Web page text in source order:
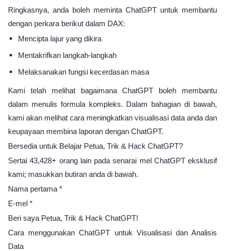
Ringkasnya, anda boleh meminta ChatGPT untuk membantu
dengan perkara berikut dalam DAX:
Mencipta lajur yang dikira
Mentakrifkan langkah-langkah
Melaksanakan fungsi kecerdasan masa
Kami telah melihat bagaimana ChatGPT boleh membantu
dalam menulis formula kompleks. Dalam bahagian di bawah,
kami akan melihat cara meningkatkan visualisasi data anda dan
keupayaan membina laporan dengan ChatGPT.
Bersedia untuk Belajar Petua, Trik & Hack ChatGPT?
Sertai 43,428+ orang lain pada senarai mel ChatGPT eksklusif
kami; masukkan butiran anda di bawah.
Nama pertama *
E-mel *
Beri saya Petua, Trik & Hack ChatGPT!
Cara menggunakan ChatGPT untuk Visualisasi dan Analisis
Data